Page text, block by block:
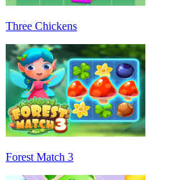
Three Chickens
Forest Match 3